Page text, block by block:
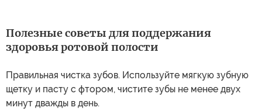
Полезные советы для поддержания
здоровья ротовой полости
Правильная чистка зубов. Используйте мягкую зубную
щетку и пасту с фтором, чистите зубы не менее двух
минут дважды в день.